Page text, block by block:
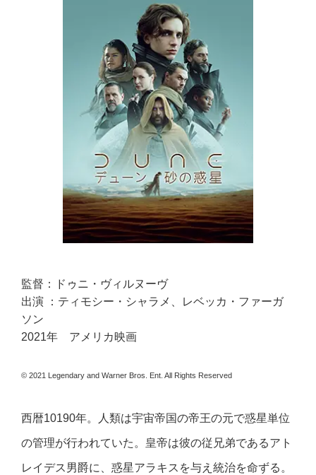
監督：ドゥニ・ヴィルヌーヴ
出演 ：ティモシー・シャラメ、レベッカ・ファーガ
ソン
2021年 アメリカ映画
© 2021 Legendary and Warner Bros. Ent. All Rights Reserved
西暦10190年。人類は宇宙帝国の帝王の元で惑星単位
の管理が行われていた。皇帝は彼の従兄弟であるアト
レイデス男爵に、惑星アラキスを与え統治を命ずる。